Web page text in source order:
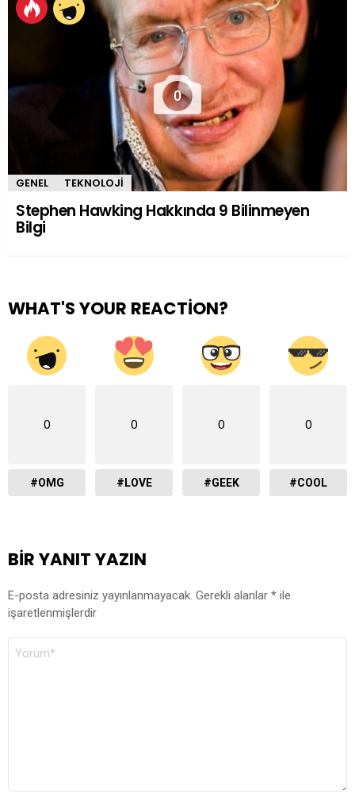
0
GENEL TEKNOLOJI
Stephen Hawking Hakkında 9 Bilinmeyen
Bilgi
WHAT'S YOUR REACTION?
0
#OMG
0
#LOVE
0
#GEEK
0
#COOL
BIR YANIT YAZIN
E-posta adresiniz yayınlanmayacak. Gerekli alanlar * ile
işaretlenmişlerdir
YORUM